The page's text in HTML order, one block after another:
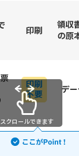
スクロールできます